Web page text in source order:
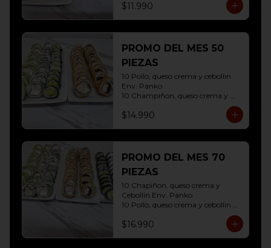
10 Pollo, queso crema y cebollin
$11.990
PROMO DEL MES 50
PIEZAS
10 Pollo, queso crema y cebollin
Env. Panko
10 Champiñon, queso crema y
10 Kanikama, queso crema y
Env. Palta
10 Hosomaki ( Palta)
$14.990
PROMO DEL MES 70
PIEZAS
10 Chapiñon, queso crema y
Cebollin Env. Panko
10 Pollo, queso crema y cebollin
10 Palmito, queso crema y palta
$16.990